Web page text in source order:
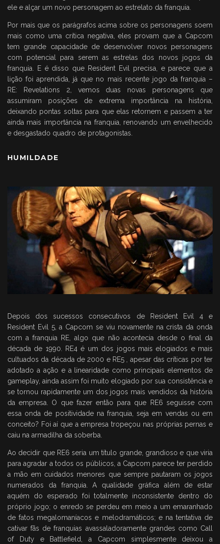
ele e alçar um novo personagem ao estrelato da franquia.
Por mais que os parágrafos acima sobre os personagens soem
mais como uma crítica negativa, eles provam que a Capcom
tem grande capacidade de desenvolver novos personagens
com potencial para serem as estrelas dos novos jogos da
franquia. E é disso que Resident Evil precisa, e parece que a
lição foi aprendida, já que no mais recente jogo da franquia –
RE: Revelations 2, vemos duas novas personagens que
assumiram posições de extrema importância na história,
deixando pontas soltas para que elas retornem e passem a ter
ainda mais importância na franquia, renovando um envelhecido
e desgastado quadro de protagonistas.
HUMILDADE
Depois dos sucessos consecutivos de Resident Evil 4 e
Resident Evil 5, a Capcom se viu novamente na crista da onda
com a franquia RE, algo que não acontecia desde o final da
década de 1990. RE4 é um dos jogos mais elogiados e mais
cultuados da década de 2000 e RE5 , apesar das críticas por ter
adotado a ação e a linearidade como principais elementos de
gameplay, ainda assim foi muito elogiado por sua consistência e
se tornou rapidamente um dos jogos mais vendidos da história
da empresa. O que fazer então para que RE6 seguisse com
essa onda de positividade na franquia, seja em vendas ou em
conceito? Foi aí que a empresa tropeçou nas próprias pernas e
caiu na armadilha da soberba.
Ao decidir que RE6 seria um título grande, grandioso e que viria
para agradar a todos os públicos, a Capcom parece ter perdido
a mão em cuidados menores que sempre pautaram os jogos
numerados da franquia. A qualidade gráfica além de estar
aquém do esperado foi totalmente inconsistente dentro do
próprio jogo; o enredo se perdeu em meio a um emaranhado
de fatos megalomaníacos e melodramáticos; e na tentativa de
cativar fãs de franquias avassaladoramente grandes como Call
of Duty e Battlefield, a Capcom simplesmente deixou a